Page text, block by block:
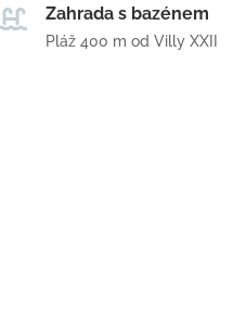
 Zahrada s bazénem
Pláž 400 m od Villy XXII